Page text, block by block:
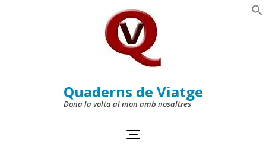
Quaderns de Viatge
Dona la volta al mon amb nosaltres